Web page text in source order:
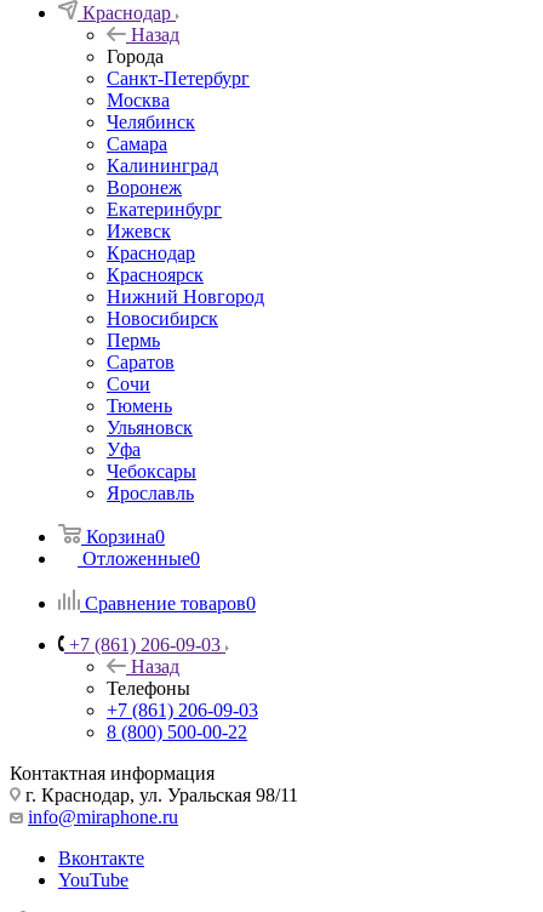
Краснодар
Назад
Города
Санкт-Петербург
Москва
Челябинск
Самара
Калининград
Воронеж
Екатеринбург
Ижевск
Краснодар
Красноярск
Нижний Новгород
Новосибирск
Пермь
Саратов
Сочи
Тюмень
Ульяновск
Уфа
Чебоксары
Ярославль
Корзина0
Отложенные0
Сравнение товаров0
+7 (861) 206-09-03
Назад
Телефоны
+7 (861) 206-09-03
8 (800) 500-00-22
Контактная информация
г. Краснодар, ул. Уральская 98/11
info@miraphone.ru
Вконтакте
YouTube